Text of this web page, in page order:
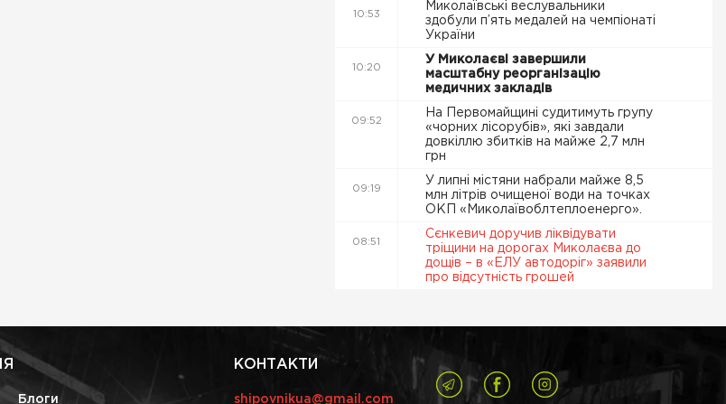
10:53
Миколаївські веслувальники
здобули п’ять медалей на чемпіонаті
України
10:20
У Миколаєві завершили
масштабну реорганізацію
медичних закладів
09:52
На Первомайщині судитимуть групу
«чорних лісорубів», які завдали
довкіллю збитків на майже 2,7 млн
грн
09:19
У липні містяни набрали майже 8,5
млн літрів очищеної води на точках
ОКП «Миколаївоблтеплоенерго».
08:51
Сєнкевич доручив ліквідувати
тріщини на дорогах Миколаєва до
дощів – в «ЕЛУ автодоріг» заявили
про відсутність грошей
Блоги
КОНТАКТИ
shipovnikua@gmail.com